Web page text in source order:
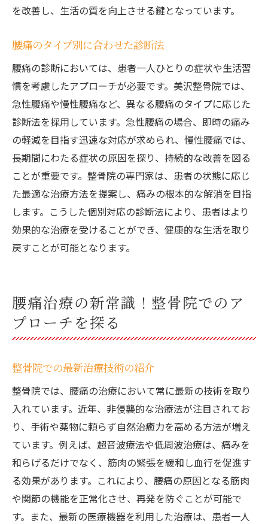
を改善し、生活の質を向上させる鍵となっています。
腰痛のタイプ別に合わせた診断法
腰痛の診断においては、患者一人ひとりの症状や生活習
慣を考慮したアプローチが必要です。美沢整骨院では、
急性腰痛や慢性腰痛など、異なる腰痛のタイプに応じた
診断法を採用しています。急性腰痛の場合、即時の痛み
の軽減を目指す迅速な対応が求められ、慢性腰痛では、
長期間にわたる症状の原因を探り、持続的な改善を図る
ことが重要です。整骨院の専門家は、患者の状態に応じ
た最適な治療方法を提案し、痛みの根本的な解消を目指
します。こうした個別対応の診断法により、患者はより
効果的な治療を受けることができ、健康的な生活を取り
戻すことが可能となります。
腰痛治療の新常識！整骨院でのア
プローチを探る
整骨院での最新治療技術の紹介
整骨院では、腰痛の治療において常に最新の技術を取り
入れています。近年、非侵襲的な治療法が注目されてお
り、手術や薬物に頼らず自然治癒力を高める方法が増え
ています。例えば、超音波療法や低周波治療は、痛みを
和らげるだけでなく、筋肉の緊張を緩和し血行を促進す
る効果があります。これにより、腰痛の原因となる筋肉
や関節の機能を正常化させ、再発を防ぐことが可能で
す。また、最新の医療機器を利用した治療は、患者一人